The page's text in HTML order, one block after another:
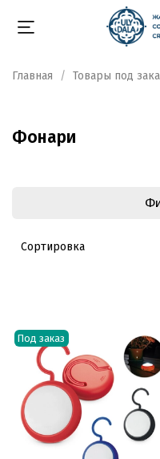
Главная Товары под
Фонари
Под заказ